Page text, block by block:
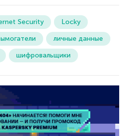
Security
Locky
личные данные
шифровальщики